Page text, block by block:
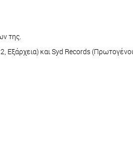
της.
Εξάρχεια) και Syd Records